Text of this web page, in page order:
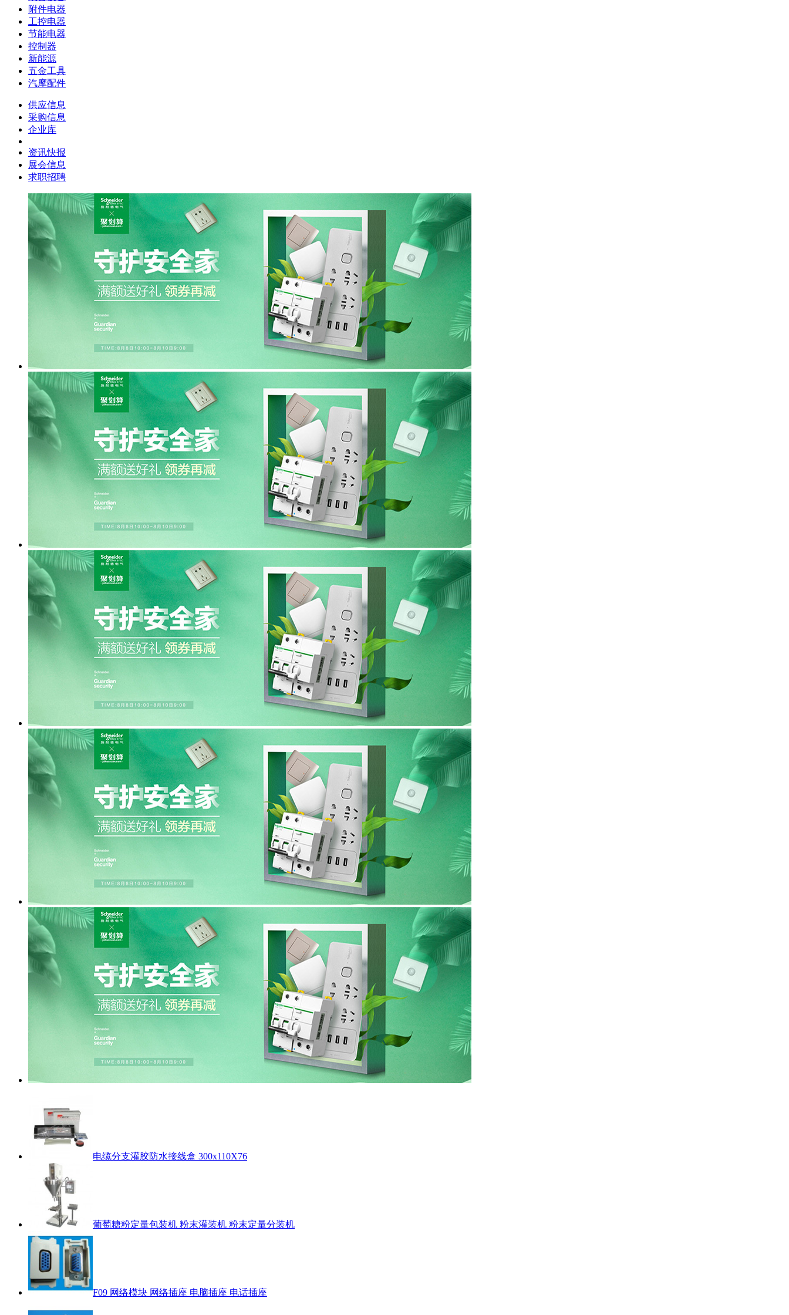
附件电器
工控电器
节能电器
控制器
新能源
五金工具
汽摩配件
供应信息
采购信息
企业库
资讯快报
展会信息
求职招聘
电缆分支灌胶防水接线盒 300x110X76
葡萄糖粉定量包装机 粉末灌装机 粉末定量分装机
F09 网络模块 网络插座 电脑插座 电话插座